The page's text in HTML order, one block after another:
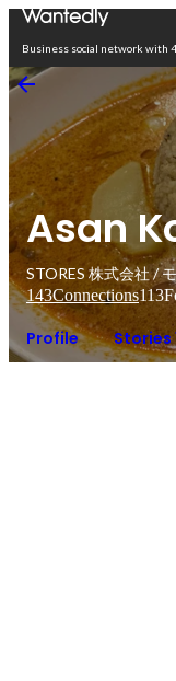
Business social network with
Asan
STORES 株式会社 /
143Connections113
Profile Stories